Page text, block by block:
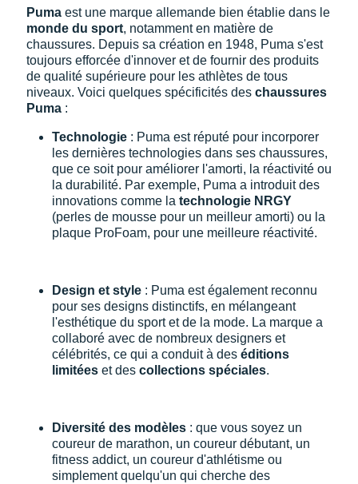
Puma est une marque allemande bien établie dans le
monde du sport, notamment en matière de
chaussures. Depuis sa création en 1948, Puma s'est
toujours efforcée d'innover et de fournir des produits
de qualité supérieure pour les athlètes de tous
niveaux. Voici quelques spécificités des chaussures
Puma :
Technologie : Puma est réputé pour incorporer
les dernières technologies dans ses chaussures,
que ce soit pour améliorer l'amorti, la réactivité ou
la durabilité. Par exemple, Puma a introduit des
innovations comme la technologie NRGY
(perles de mousse pour un meilleur amorti) ou la
plaque ProFoam, pour une meilleure réactivité.
Design et style : Puma est également reconnu
pour ses designs distinctifs, en mélangeant
l'esthétique du sport et de la mode. La marque a
collaboré avec de nombreux designers et
célébrités, ce qui a conduit à des éditions
limitées et des collections spéciales.
Diversité des modèles : que vous soyez un
coureur de marathon, un coureur débutant, un
fitness addict, un coureur d'athlétisme ou
simplement quelqu'un qui cherche des